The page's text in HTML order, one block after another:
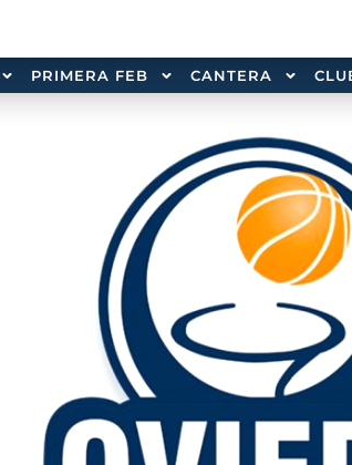
PRIMERA FEB CANTERA